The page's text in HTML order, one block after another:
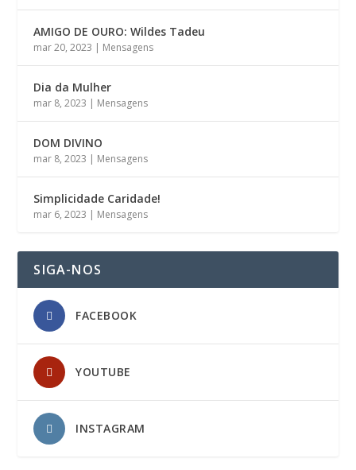
AMIGO DE OURO: Wildes Tadeu
mar 20, 2023 | Mensagens
Dia da Mulher
mar 8, 2023 | Mensagens
DOM DIVINO
mar 8, 2023 | Mensagens
Simplicidade Caridade!
mar 6, 2023 | Mensagens
SIGA-NOS
FACEBOOK
YOUTUBE
INSTAGRAM